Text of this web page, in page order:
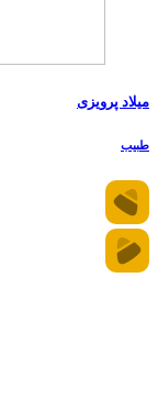
میلاد پرویزی
طبیب